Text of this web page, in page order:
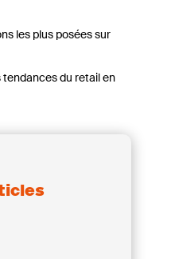
les plus posées sur
tendances du retail en